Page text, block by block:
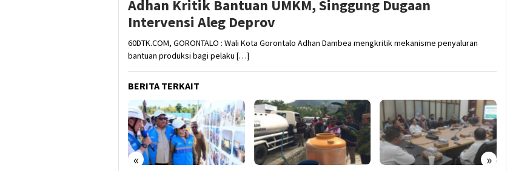
Adhan Kritik Bantuan UMKM, Singgung Dugaan
Intervensi Aleg Deprov
60DTK.COM, GORONTALO : Wali Kota Gorontalo Adhan Dambea mengkritik mekanisme penyaluran
bantuan produksi bagi pelaku […]
BERITA TERKAIT
« »